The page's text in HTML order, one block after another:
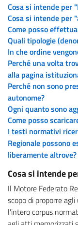
Cosa si intende per
Cosa si intende per
Come posso
Quali tipologie
In che ordine
Perché una volta
alla pagina
Perché non sono
autonome?
Ogni quanto sono
Come posso
I testi normativi
Regionale possono
liberamente altrove?
Cosa si intende
Il Motore Federato
scopo di proporre
l'intero corpus